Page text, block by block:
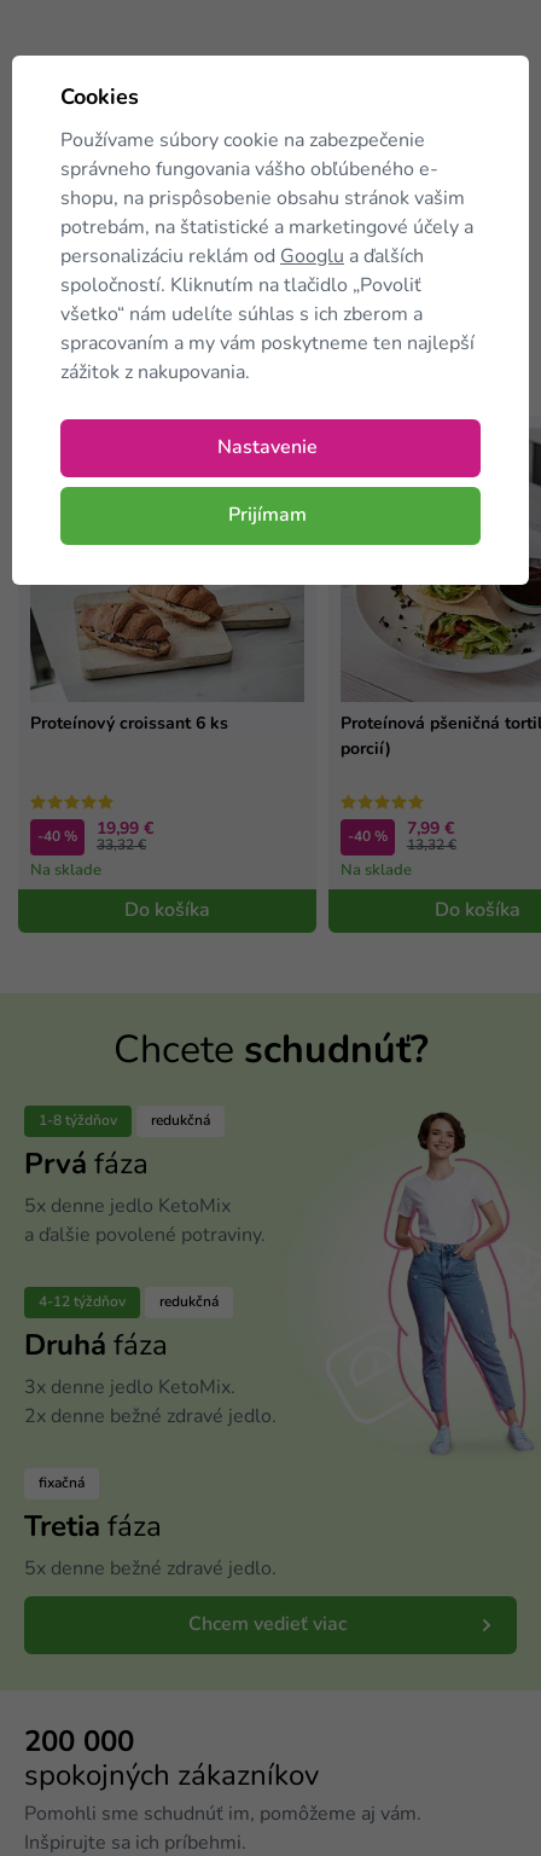
Zákazníci tiež
Do košíka
Proteínový croissant 6 ks
-40 % 19,99 €
33,32 €
Na sklade
Do košíka
Proteínová pšeničná
porcií)
-40 % 7,99 €
13,32 €
Na sklade
Chcete schudnúť?
1-8 týždňov redukčná
Prvá fáza
5x denne jedlo KetoMix
a ďalšie povolené potraviny.
4-12 týždňov redukčná
Druhá fáza
3x denne jedlo KetoMix.
2x denne bežné zdravé jedlo.
fixačná
Tretia fáza
5x denne bežné zdravé jedlo.
Chcem vedieť viac
200 000
spokojných zákazníkov
Pomohli sme schudnúť im, pomôžeme aj vám.
Inšpirujte sa ich príbehmi.
Cookies
Používame súbory cookie na zabezpečenie
správneho fungovania vášho obľúbeného e-
shopu, na prispôsobenie obsahu stránok vašim
potrebám, na štatistické a marketingové účely a
personalizáciu reklám od Googlu a ďalších
spoločností. Kliknutím na tlačidlo „Povoliť
všetko“ nám udelíte súhlas s ich zberom a
spracovaním a my vám poskytneme ten najlepší
zážitok z nakupovania.
Nastavenie
Prijímam